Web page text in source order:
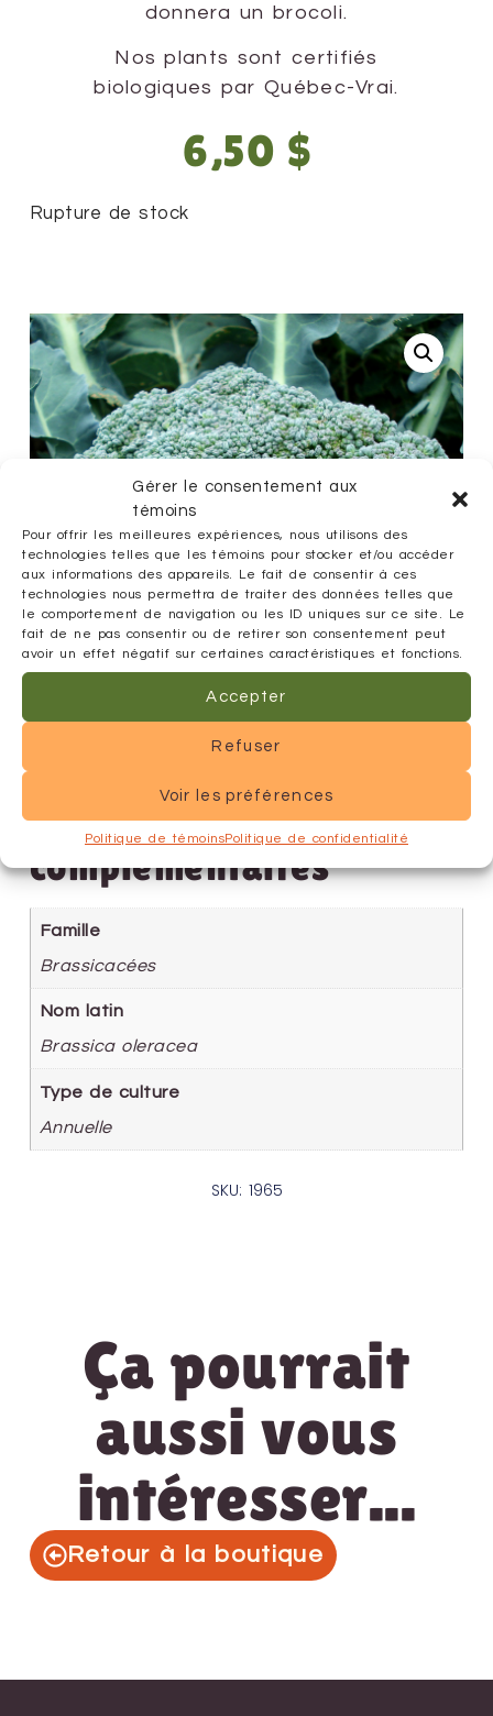
Gérer le consentement aux
témoins
Pour offrir les meilleures expériences, nous utilisons des
technologies telles que les témoins pour stocker et/ou accéder
aux informations des appareils. Le fait de consentir à ces
technologies nous permettra de traiter des données telles que
le comportement de navigation ou les ID uniques sur ce site. Le
fait de ne pas consentir ou de retirer son consentement peut
avoir un effet négatif sur certaines caractéristiques et fonctions.
Accepter
Refuser
Voir les préférences
Politique de témoinsPolitique de confidentialité
donnera un brocoli.
Nos plants sont certifiés
biologiques par Québec-Vrai.
6,50 $
Rupture de stock
Informations
complémentaires
Famille
Brassicacées
Nom latin
Brassica oleracea
Type de culture
Annuelle
SKU: 1965
Ça pourrait
aussi vous
intéresser...
Retour à la boutique